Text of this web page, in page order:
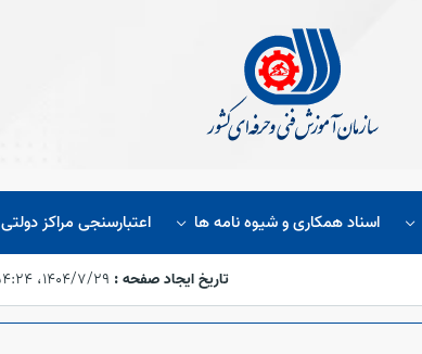
اسناد همکاری و شیوه نامه ها اعتبارسنجی مراکز دولتی
تاریخ ایجاد صفحه : ۱۴۰۴/۷/۲۹،‏ ۱۰:۵۴:۲۴